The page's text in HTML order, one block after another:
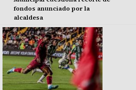
fondos anunciado por la
alcaldesa